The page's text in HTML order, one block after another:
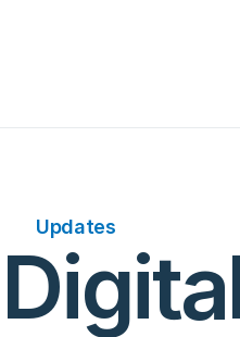
Updates